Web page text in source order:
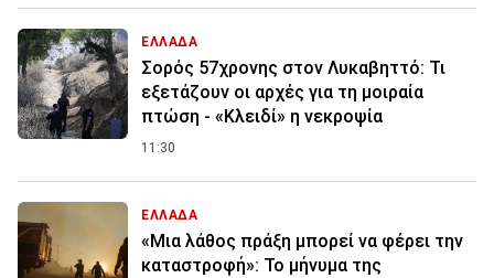
ΕΛΛΑΔΑ
Σορός 57χρονης στον Λυκαβηττό: Τι
εξετάζουν οι αρχές για τη μοιραία
πτώση - «Κλειδί» η νεκροψία
11:30
ΕΛΛΑΔΑ
«Μια λάθος πράξη μπορεί να φέρει την
καταστροφή»: Το μήνυμα της